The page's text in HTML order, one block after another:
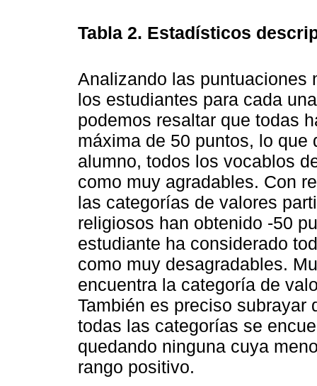
Tabla 2. Estadísticos
Analizando las puntuaciones
los estudiantes para cada
podemos resaltar que todas
máxima de 50 puntos, lo que
alumno, todos los vocablos
como muy agradables. Con
las categorías de valores
religiosos han obtenido -50
estudiante ha considerado
como muy desagradables.
encuentra la categoría de
También es preciso
todas las categorías se
quedando ninguna cuya
rango positivo.